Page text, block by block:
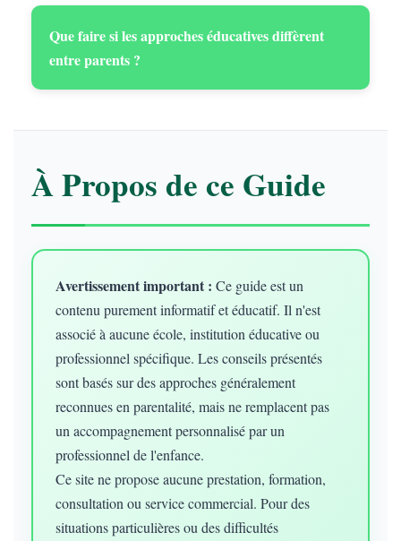
Que faire si les approches éducatives diffèrent
entre parents ?
À Propos de ce Guide
Avertissement important : Ce guide est un
contenu purement informatif et éducatif. Il n'est
associé à aucune école, institution éducative ou
professionnel spécifique. Les conseils présentés
sont basés sur des approches généralement
reconnues en parentalité, mais ne remplacent pas
un accompagnement personnalisé par un
professionnel de l'enfance.
Ce site ne propose aucune prestation, formation,
consultation ou service commercial. Pour des
situations particulières ou des difficultés